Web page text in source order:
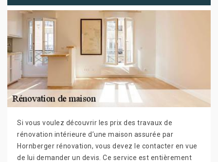
Si vous voulez découvrir les prix des travaux de
rénovation intérieure d’une maison assurée par
Hornberger rénovation, vous devez le contacter en vue
de lui demander un devis. Ce service est entièrement